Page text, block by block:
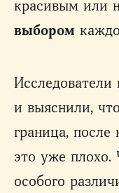
красивым или
выбором
и выяснили,
граница,
это уже плохо.
особого